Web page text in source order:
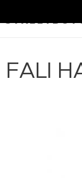
FALI